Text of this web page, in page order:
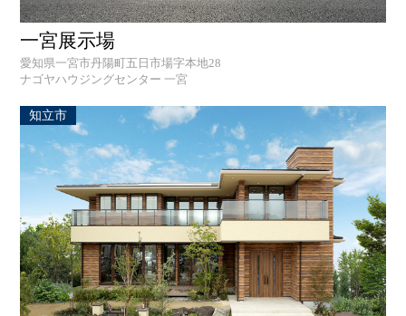
一宮展示場
愛知県一宮市丹陽町五日市場字本地28
ナゴヤハウジングセンター 一宮
知立市